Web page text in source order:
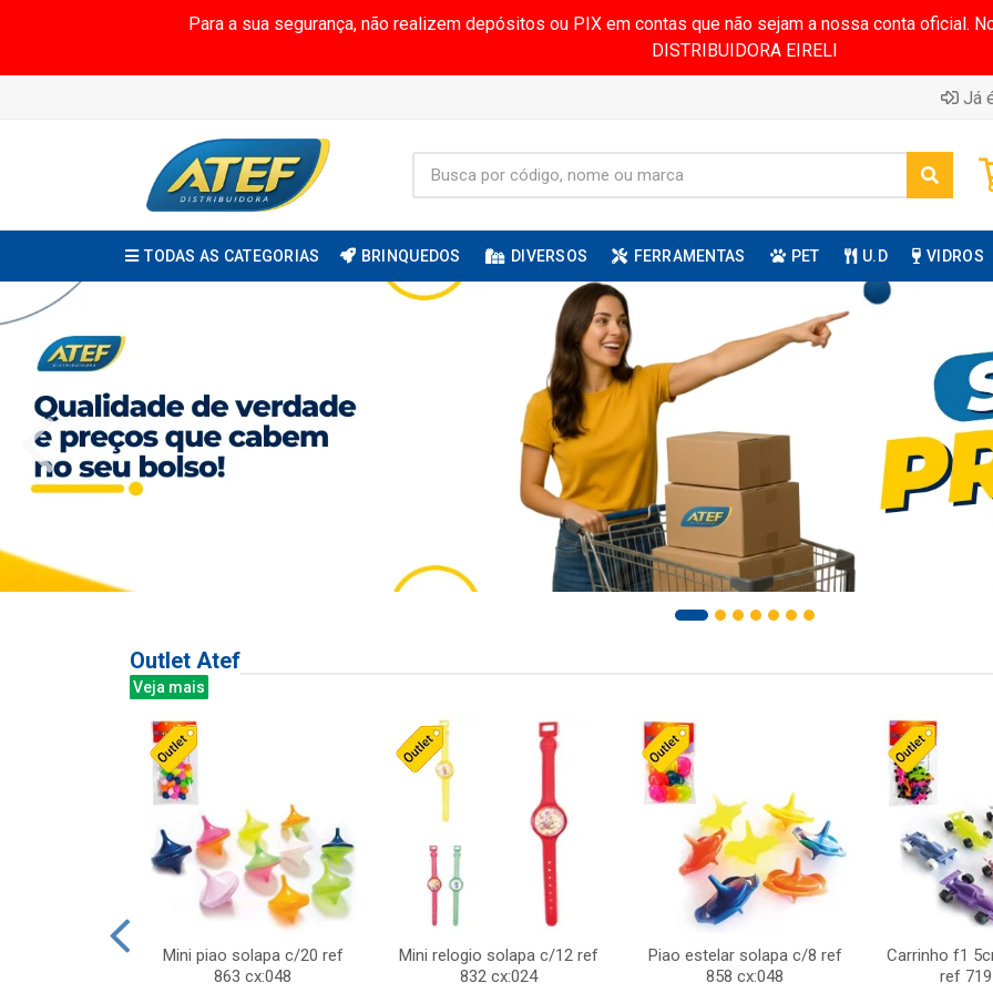
Para a sua segurança, não realizem depósitos ou PIX em contas que não sejam a nossa conta oficial.
DISTRIBUIDORA EIRELI
Já
TODAS AS CATEGORIAS BRINQUEDOS DIVERSOS FERRAMENTAS PET U.D VIDROS
Outlet Atef
Veja mais
Mini piao solapa c/20 ref
863 cx:048
Mini relogio solapa c/12 ref
832 cx:024
Piao estelar solapa c/8 ref
858 cx:048
Carrinho f1
ref